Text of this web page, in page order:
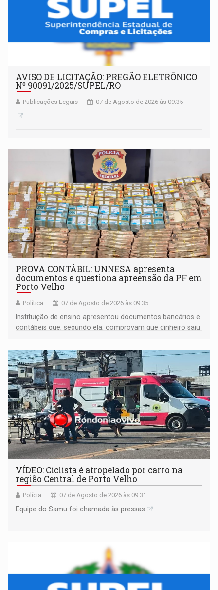
AVISO DE LICITAÇÃO: PREGÃO ELETRÔNICO
Nº 90091/2025/SUPEL/RO
Publicações Legais 07 de Agosto de 2026 às 09:35
PROVA CONTÁBIL: UNNESA apresenta
documentos e questiona apreensão da PF em
Porto Velho
Política 07 de Agosto de 2026 às 09:35
Instituição de ensino apresentou documentos bancários e
contábeis que, segundo ela, comprovam que dinheiro saiu
apreendido quando já estava dentro da sede da entidade
— em pleno ano eleitoral em Rondônia
VÍDEO: Ciclista é atropelado por carro na
região Central de Porto Velho
Polícia 07 de Agosto de 2026 às 09:31
Equipe do Samu foi chamada às pressas